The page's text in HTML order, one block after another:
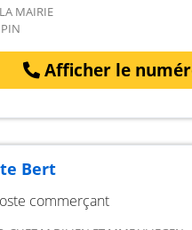
MAIRIE
Afficher le
Bert
commerçant